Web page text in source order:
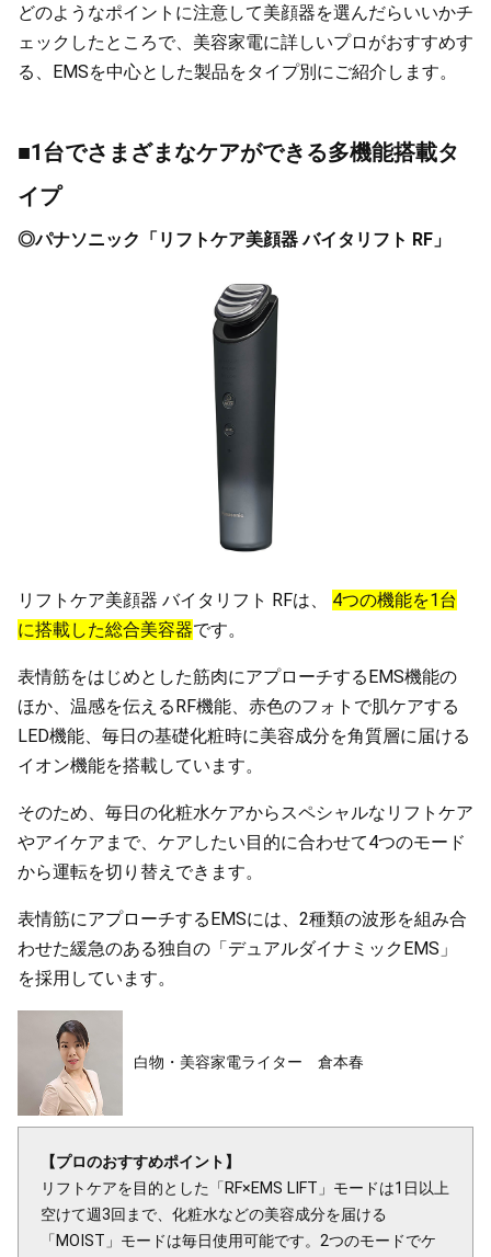
どのようなポイントに注意して美顔器を選んだらいいかチ
ェックしたところで、美容家電に詳しいプロがおすすめす
る、EMSを中心とした製品をタイプ別にご紹介します。
■1台でさまざまなケアができる多機能搭載タ
イプ
◎パナソニック「リフトケア美顔器 バイタリフト RF」
リフトケア美顔器 バイタリフト RFは、 4つの機能を1台
に搭載した総合美容器です。
表情筋をはじめとした筋肉にアプローチするEMS機能の
ほか、温感を伝えるRF機能、赤色のフォトで肌ケアする
LED機能、毎日の基礎化粧時に美容成分を角質層に届ける
イオン機能を搭載しています。
そのため、毎日の化粧水ケアからスペシャルなリフトケア
やアイケアまで、ケアしたい目的に合わせて4つのモード
から運転を切り替えできます。
表情筋にアプローチするEMSには、2種類の波形を組み合
わせた緩急のある独自の「デュアルダイナミックEMS」
を採用しています。
白物・美容家電ライター 倉本春
【プロのおすすめポイント】
リフトケアを目的とした「RF×EMS LIFT」モードは1日以上
空けて週3回まで、化粧水などの美容成分を届ける
「MOIST」モードは毎日使用可能です。2つのモードでケ